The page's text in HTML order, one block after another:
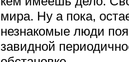
мира. Ну а пока,
незнакомые люди
завидной